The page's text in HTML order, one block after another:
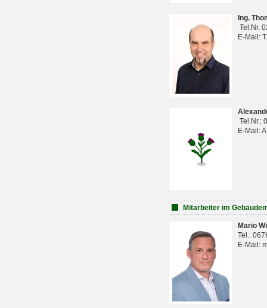
Ing.
Tel.Nr.
E-Mail:
Tel.Nr.:
E-Mail:
Mitarbeiter im
Mario
Tel.:
E-Mail: